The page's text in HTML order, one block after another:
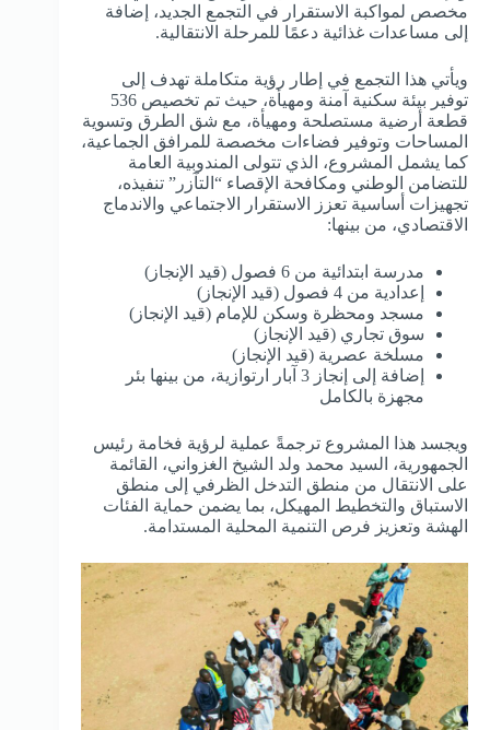
مخصص لمواكبة الاستقرار في التجمع الجديد، إضافة
إلى مساعدات غذائية دعمًا للمرحلة الانتقالية.
ويأتي هذا التجمع في إطار رؤية متكاملة تهدف إلى
توفير بيئة سكنية آمنة ومهيأة، حيث تم تخصيص 536
قطعة أرضية مستصلحة ومهيأة، مع شق الطرق وتسوية
المساحات وتوفير فضاءات مخصصة للمرافق الجماعية،
كما يشمل المشروع، الذي تتولى المندوبية العامة
للتضامن الوطني ومكافحة الإقصاء “التآزر” تنفيذه،
تجهيزات أساسية تعزز الاستقرار الاجتماعي والاندماج
الاقتصادي، من بينها:
مدرسة ابتدائية من 6 فصول (قيد الإنجاز)
إعدادية من 4 فصول (قيد الإنجاز)
مسجد ومحظرة وسكن للإمام (قيد الإنجاز)
سوق تجاري (قيد الإنجاز)
مسلخة عصرية (قيد الإنجاز)
إضافة إلى إنجاز 3 آبار ارتوازية، من بينها بئر
مجهزة بالكامل
ويجسد هذا المشروع ترجمةً عملية لرؤية فخامة رئيس
الجمهورية، السيد محمد ولد الشيخ الغزواني، القائمة
على الانتقال من منطق التدخل الظرفي إلى منطق
الاستباق والتخطيط المهيكل، بما يضمن حماية الفئات
الهشة وتعزيز فرص التنمية المحلية المستدامة.